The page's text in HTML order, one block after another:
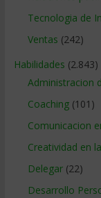
Tecnologia de
Ventas (242)
Habilidades (2.843)
Administracion
Coaching(101)
Comunicacion
Creatividad en
Delegar(22)
Desarrollo